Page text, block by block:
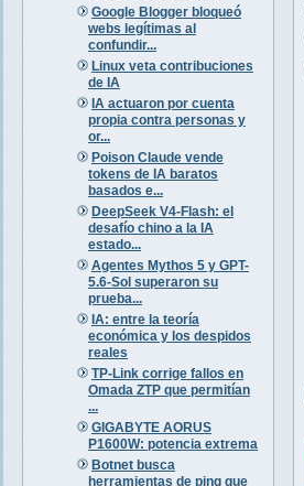
Google Blogger bloqueó
webs legítimas al
confundir...
Linux veta contribuciones
de IA
IA actuaron por cuenta
propia contra personas y
or...
Poison Claude vende
tokens de IA baratos
basados e...
DeepSeek V4-Flash: el
desafío chino a la IA
estado...
Agentes Mythos 5 y GPT-
5.6-Sol superaron su
prueba...
IA: entre la teoría
económica y los despidos
reales
TP-Link corrige fallos en
Omada ZTP que permitían
...
GIGABYTE AORUS
P1600W: potencia extrema
Botnet busca
herramientas de ping que